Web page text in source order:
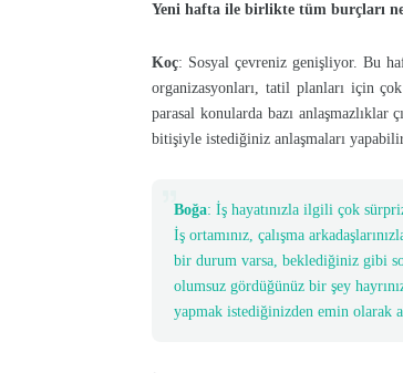
Yeni hafta ile birlikte tüm burçları
Koç: Sosyal çevreniz genişliyor. Bu
organizasyonları, tatil planları için
parasal konularda bazı
bitişiyle istediğiniz anlaşmaları
Boğa: İş hayatınızla ilgili çok
İş ortamınız, çalışma
bir durum varsa, beklediğiniz gibi
olumsuz gördüğünüz bir şey
yapmak istediğinizden emin olarak